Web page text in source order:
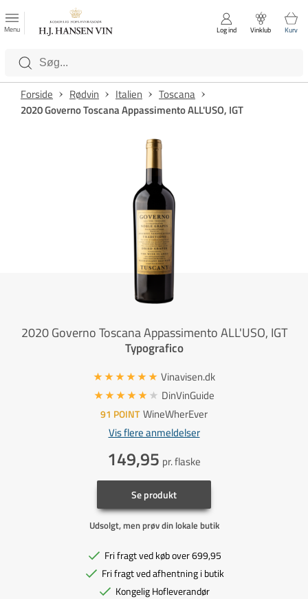
Luk
Kategorier
Menu Log ind Vinklub Kurv
Forside Rødvin Italien
Toscana
2020 Governo Toscana Appassimento ALL'USO, IGT
2020 Governo Toscana Appassimento ALL'USO, IGT
Typografico
Vinavisen.dk
DinVinGuide
91 POINT WineWherEver
Vis flere anmeldelser
149,95 pr. flaske
Se produkt
Udsolgt, men prøv din lokale butik
Fri fragt ved køb over 699,95
Fri fragt ved afhentning i butik
Kongelig Hofleverandør